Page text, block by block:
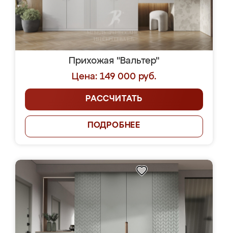
Прихожая "Вальтер"
Цена: 149 000 руб.
РАССЧИТАТЬ
ПОДРОБНЕЕ